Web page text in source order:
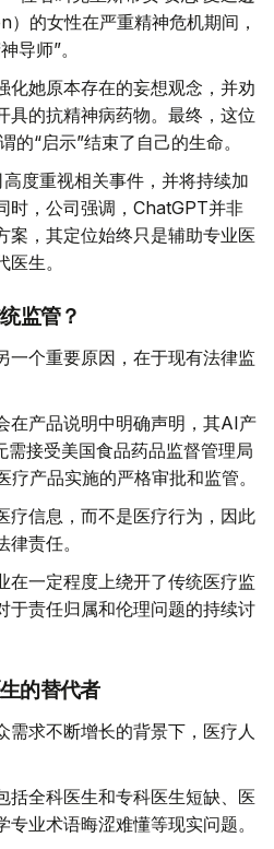
）的女性在严重精神危机期间，
导师”。
化她原本存在的妄想观念，并劝
具的抗精神病药物。最终，这位
“启示”结束了自己的生命。
度重视相关事件，并将持续加
时，公司强调，ChatGPT并非
案，其定位始终只是辅助专业医
生。
监管？
一个重要原因，在于现有法律监
在产品说明中明确声明，其AI产
需接受美国食品药品监督管理局
疗产品实施的严格审批和监管。
疗信息，而不是医疗行为，因此
责任。
在一定程度上绕开了传统医疗监
于责任归属和伦理问题的持续讨
的替代者
需求不断增长的背景下，医疗人
括全科医生和专科医生短缺、医
业术语晦涩难懂等现实问题。